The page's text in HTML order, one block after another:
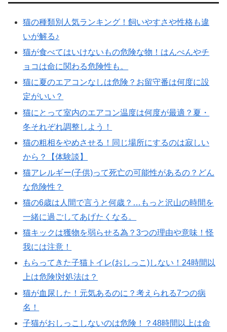
猫の種類別人気ランキング！飼いやすさや性格も違
いが解る♪
猫が食べてはいけないもの危険な物！はんぺんやチ
ョコは命に関わる危険性も。
猫に夏のエアコンなしは危険？お留守番は何度に設
定がいい？
猫にとって室内のエアコン温度は何度が最適？夏・
冬それぞれ調整しよう！
猫の粗相をやめさせる！同じ場所にするのは寂しい
から？【体験談】
猫アレルギー(子供)って死亡の可能性があるの？どん
な危険性？
猫の6歳は人間で言うと何歳？…もっと沢山の時間を
一緒に過ごしてあげたくなる。
猫キックは獲物を弱らせる為？3つの理由や意味！怪
我には注意！
もらってきた子猫トイレ(おしっこ)しない！24時間以
上は危険!対処法は？
猫が血尿した！元気あるのに？考えられる7つの病
名！
子猫がおしっこしないのは危険！？48時間以上は命